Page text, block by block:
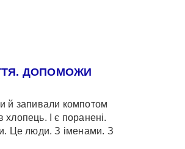
ДОПОМОЖИ
й запивали компотом
І є поранені.
Це люди. З іменами. З